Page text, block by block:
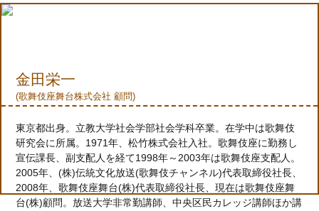
金田栄一
(歌舞伎座舞台株式会社 顧問)
東京都出身。立教大学社会学部社会学科卒業。在学中は歌舞伎
研究会に所属。1971年、松竹株式会社入社。歌舞伎座に勤務し
宣伝課長、副支配人を経て1998年～2003年は歌舞伎座支配人。
2005年、(株)伝統文化放送(歌舞伎チャンネル)代表取締役社長、
2008年、歌舞伎座舞台(株)代表取締役社長、現在は歌舞伎座舞
台(株)顧問。放送大学非常勤講師、中央区民カレッジ講師ほか講